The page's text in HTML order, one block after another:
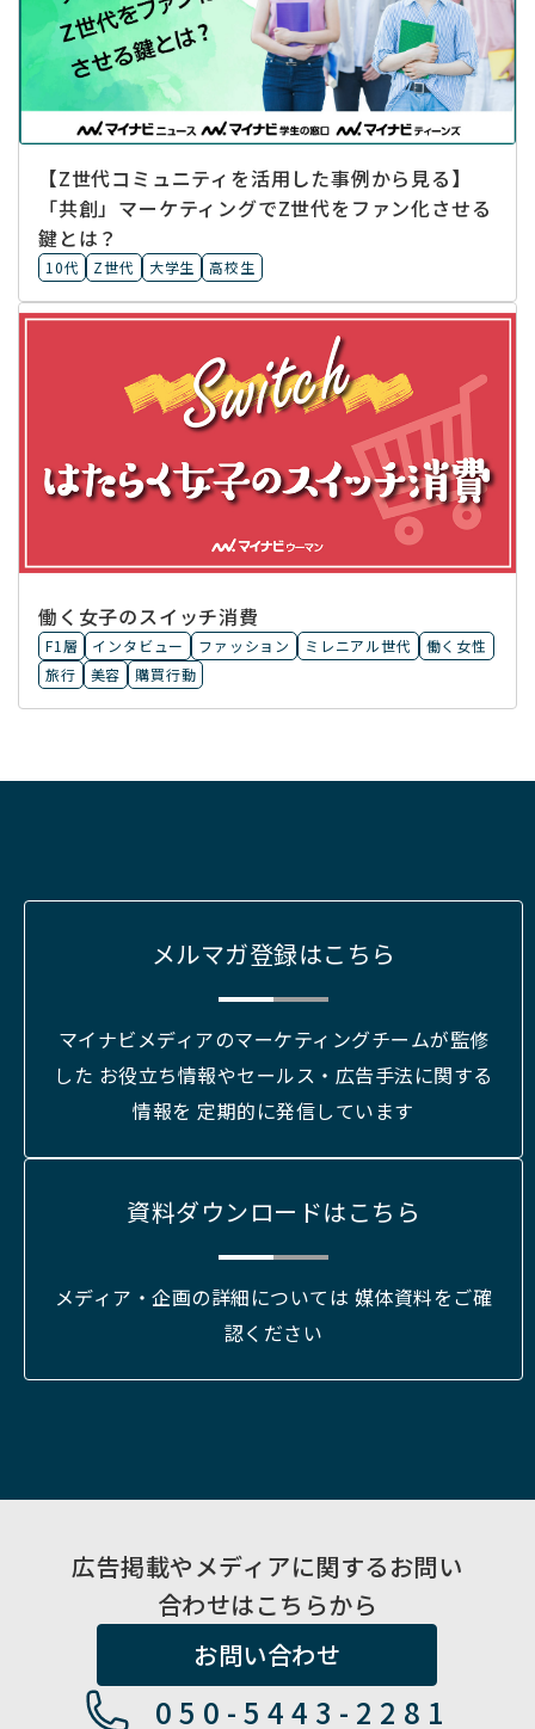
【Z世代コミュニティを活用した事例から見る】
「共創」マーケティングでZ世代をファン化させる
鍵とは？
10代 Z世代 大学生 高校生
働く女子のスイッチ消費
F1層 インタビュー ファッション ミレニアル世代
働く女性
旅行
美容 購買行動
メルマガ登録はこちら
マイナビメディアのマーケティングチームが監修
した お役立ち情報やセールス・広告手法に関する
情報を 定期的に発信しています
資料ダウンロードはこちら
メディア・企画の詳細については 媒体資料をご確
認ください
広告掲載やメディアに関するお問い
合わせはこちらから
お問い合わせ
050-5443-2281